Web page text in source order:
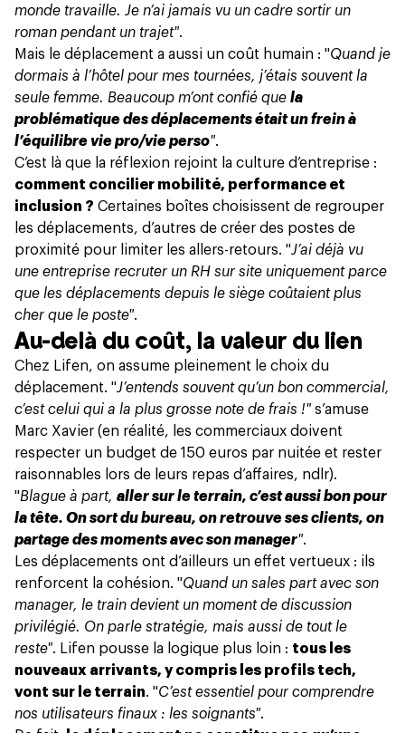
monde travaille. Je n’ai jamais vu un cadre sortir un
roman pendant un trajet".
Mais le déplacement a aussi un coût humain : "Quand je
dormais à l’hôtel pour mes tournées, j’étais souvent la
seule femme. Beaucoup m’ont confié que la
problématique des déplacements était un frein à
l’équilibre vie pro/vie perso".
C’est là que la réflexion rejoint la culture d’entreprise :
comment concilier mobilité, performance et
inclusion ? Certaines boîtes choisissent de regrouper
les déplacements, d’autres de créer des postes de
proximité pour limiter les allers-retours. "J’ai déjà vu
une entreprise recruter un RH sur site uniquement parce
que les déplacements depuis le siège coûtaient plus
cher que le poste".
Au-delà du coût, la valeur du lien
Chez Lifen, on assume pleinement le choix du
déplacement. "J’entends souvent qu’un bon commercial,
c’est celui qui a la plus grosse note de frais !" s’amuse
Marc Xavier (en réalité, les commerciaux doivent
respecter un budget de 150 euros par nuitée et rester
raisonnables lors de leurs repas d’affaires, ndlr).
"Blague à part, aller sur le terrain, c’est aussi bon pour
la tête. On sort du bureau, on retrouve ses clients, on
partage des moments avec son manager".
Les déplacements ont d’ailleurs un effet vertueux : ils
renforcent la cohésion. "Quand un sales part avec son
manager, le train devient un moment de discussion
privilégié. On parle stratégie, mais aussi de tout le
reste". Lifen pousse la logique plus loin : tous les
nouveaux arrivants, y compris les profils tech,
vont sur le terrain. "C’est essentiel pour comprendre
nos utilisateurs finaux : les soignants".